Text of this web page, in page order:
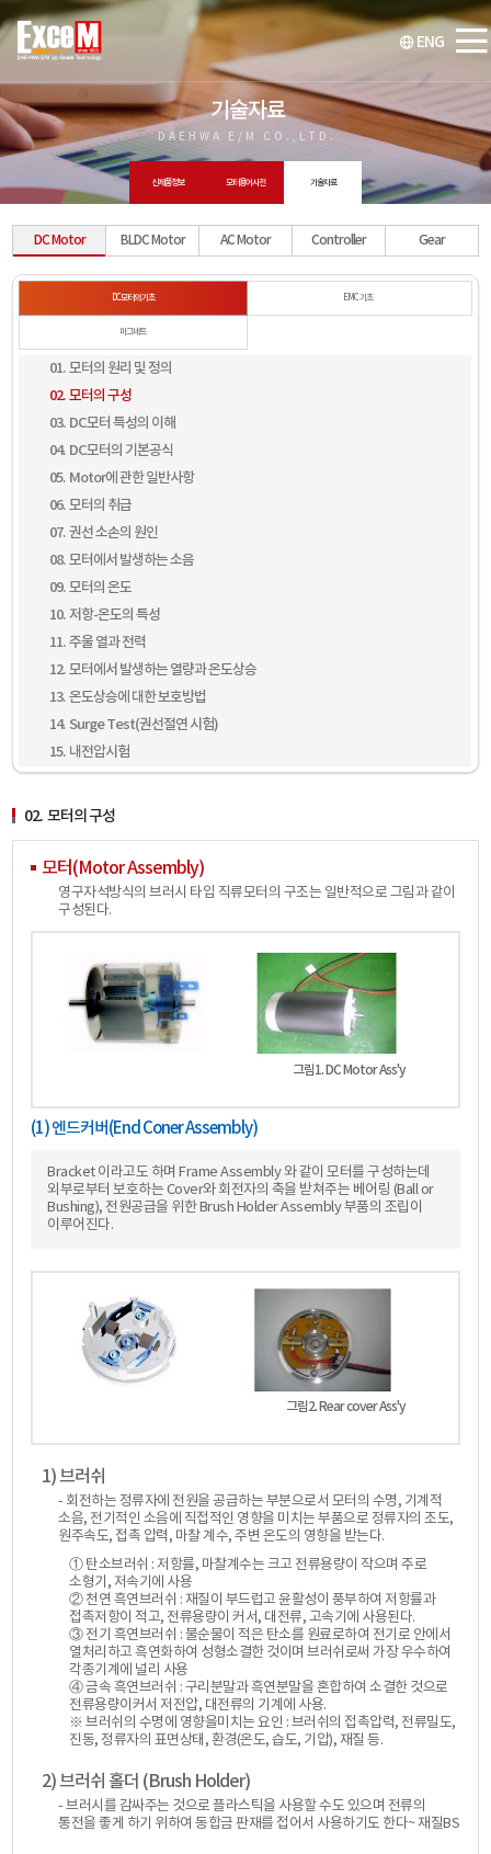
ENG
기술자료
DAEHWA E/M CO.,LTD.
신제품정보 모터용어사전 기술자료
DC Motor BLDC Motor AC Motor Controller Gear
DC모터의 기초 EMC 기초
마그네트
01. 모터의 원리 및 정의
02. 모터의 구성
03. DC모터 특성의 이해
04. DC모터의 기본공식
05. Motor에 관한 일반사항
06. 모터의 취급
07. 권선 소손의 원인
08. 모터에서 발생하는 소음
09. 모터의 온도
10. 저항-온도의 특성
11. 주울 열과 전력
12. 모터에서 발생하는 열량과 온도상승
13. 온도상승에 대한 보호방법
14. Surge Test(권선절연 시험)
15. 내전압시험
02. 모터의 구성
모터(Motor Assembly)
영구자석방식의 브러시 타입 직류모터의 구조는 일반적으로 그림과 같이
구성된다.
그림1. DC Motor Ass'y
(1) 엔드커버(End Coner Assembly)
Bracket 이라고도 하며 Frame Assembly 와 같이 모터를 구성하는데
외부로부터 보호하는 Cover와 회전자의 축을 받쳐주는 베어링 (Ball or
Bushing), 전원공급을 위한 Brush Holder Assembly 부품의 조립이
이루어진다.
그림2. Rear cover Ass'y
1) 브러쉬
- 회전하는 정류자에 전원을 공급하는 부분으로서 모터의 수명, 기계적
소음, 전기적인 소음에 직접적인 영향을 미치는 부품으로 정류자의 조도,
원주속도, 접촉 압력, 마찰 계수, 주변 온도의 영향을 받는다.
① 탄소브러쉬 : 저항률, 마찰계수는 크고 전류용량이 작으며 주로
소형기, 저속기에 사용
② 천연 흑연브러쉬 : 재질이 부드럽고 윤활성이 풍부하여 저항률과
접촉저항이 적고, 전류용량이 커서, 대전류, 고속기에 사용된다.
③ 전기 흑연브러쉬 : 불순물이 적은 탄소를 원료로하여 전기로 안에서
열처리하고 흑연화하여 성형소결한 것이며 브러쉬로써 가장 우수하여
각종기계에 널리 사용
④ 금속 흑연브러쉬 : 구리분말과 흑연분말을 혼합하여 소결한 것으로
전류용량이커서 저전압, 대전류의 기계에 사용.
※ 브러쉬의 수명에 영향을미치는 요인 : 브러쉬의 접촉압력, 전류밀도,
진동, 정류자의 표면상태, 환경(온도, 습도, 기압), 재질 등.
2) 브러쉬 홀더 (Brush Holder)
- 브러시를 감싸주는 것으로 플라스틱을 사용할 수도 있으며 전류의
통전을 좋게 하기 위하여 동합금 판재를 접어서 사용하기도 한다~ 재질BS